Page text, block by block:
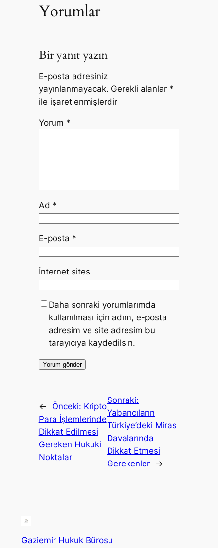
Yorumlar
Bir yanıt yazın
E-posta adresiniz
yayınlanmayacak. Gerekli alanlar *
ile işaretlenmişlerdir
Yorum *
Ad *
E-posta *
İnternet sitesi
Daha sonraki yorumlarımda
kullanılması için adım, e-posta
adresim ve site adresim bu
tarayıcıya kaydedilsin.
← Önceki: Kripto
Para İşlemlerinde
Dikkat Edilmesi
Gereken Hukuki
Noktalar
Sonraki:
Yabancıların
Türkiye’deki Miras
Davalarında
Dikkat Etmesi
Gerekenler
→
Gaziemir Hukuk Bürosu